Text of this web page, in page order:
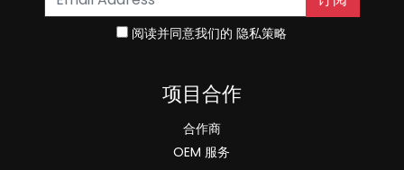
阅读并同意我们的隐私策略
项目合作
合作商
OEM 服务